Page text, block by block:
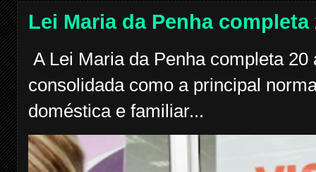
Lei Maria da Penha completa
A Lei Maria da Penha completa
consolidada como a principal
doméstica e familiar...